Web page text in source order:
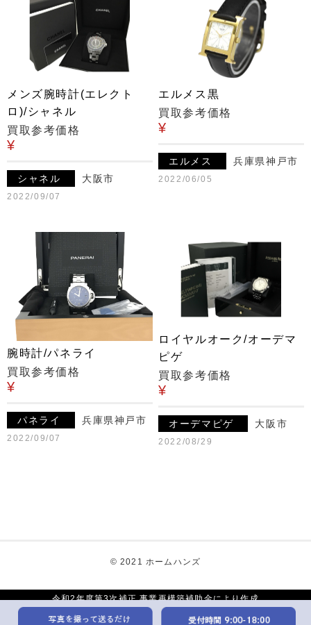
メンズ腕時計(エレクト
ロ)/シャネル
買取参考価格
¥
シャネル 大阪市
2022/09/07
エルメス黒
買取参考価格
¥
エルメス 兵庫県神戸市
2022/06/05
腕時計/パネライ
買取参考価格
¥
パネライ 兵庫県神戸市
2022/09/07
ロイヤルオーク/オーデマ
ピゲ
買取参考価格
¥
オーデマピゲ 大阪市
2022/08/29
© 2021 ホームハンズ
令和2年度第3次補正 事業再構築補助金により作成